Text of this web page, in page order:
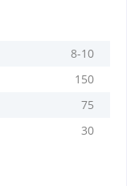
8-10
150
75
30